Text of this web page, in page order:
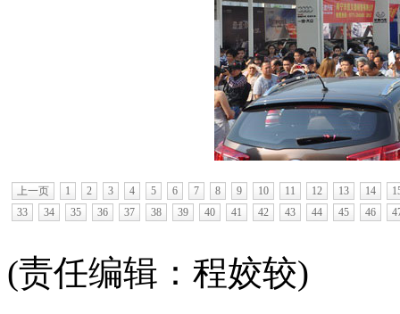
上一页 1 2 3 4 5 6 7 8 9 10 11 12 13 14
33
34 35 36 37 38 39 40 41 42 43 44 45 46
(责任编辑：程姣较)